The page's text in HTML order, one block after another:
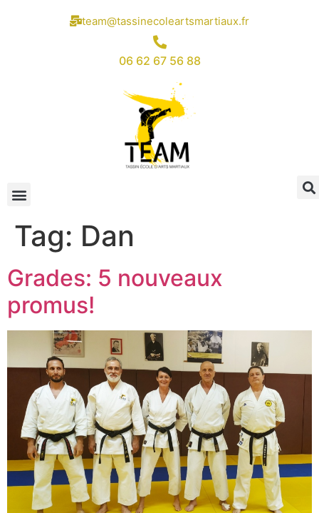
team@tassinecoleartsmartiaux.fr
06 62 67 56 88
Tag: Dan
Grades: 5 nouveaux
promus!